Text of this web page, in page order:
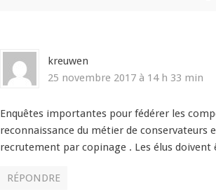
kreuwen
25 novembre 2017 à 14 h 33 min
Enquêtes importantes pour fédérer les
reconnaissance du métier de
recrutement par copinage . Les élus doivent
RÉPONDRE